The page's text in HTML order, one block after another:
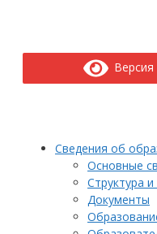
Сведения об
Основные
Структура
Документы